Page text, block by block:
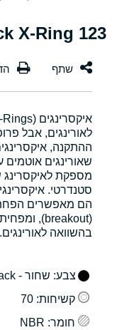
123 NBR 70 Black X-Ring
ההתקנה,
שאורינגים
מספקת לאיקסרינג
סטנדרטי.
הם מאפשרים
בהשוואה לאורינגים.
צבע: שחור - Black
קשיחות: 70
חומר: NBR